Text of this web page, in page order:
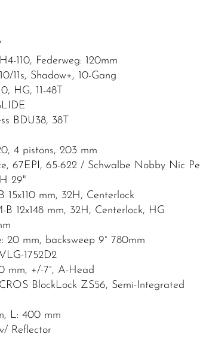
110, Federweg: 120mm
11s, Shadow+, 10-Gang
HG, 11-48T
BDU38, 38T
4 pistons, 203 mm
67EPI, 65-622 / Schwalbe Nobby Nic
29"
15x110 mm, 32H, Centerlock
12x148 mm, 32H, Centerlock, HG
20 mm, backsweep 9° 780mm
1752D2
mm, +/-7°, A-Head
BlockLock ZS56, Semi-Integrated
L: 400 mm
Reflector